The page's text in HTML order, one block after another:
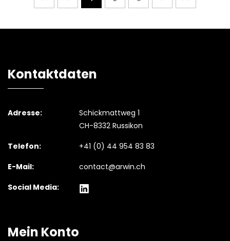
Kontaktdaten
Adresse:
Schickmattweg 1
CH-8332 Russikon
Telefon:
+41 (0) 44 954 83 83
E-Mail:
contact@arwin.ch
Social Media:
Mein Konto